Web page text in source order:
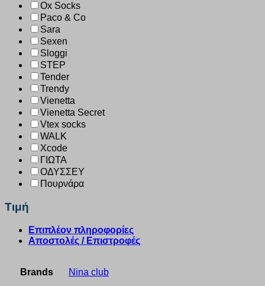
Ox Socks
Paco & Co
Sara
Sexen
Sloggi
STEP
Tender
Trendy
Vienetta
Vienetta Secret
Vtex socks
WALK
Xcode
ΓΙΩΤΑ
ΟΔΥΣΣΕΥ
Πουρνάρα
Τιμή
Επιπλέον πληροφορίες
Αποστολές / Επιστροφές
Brands Nina club